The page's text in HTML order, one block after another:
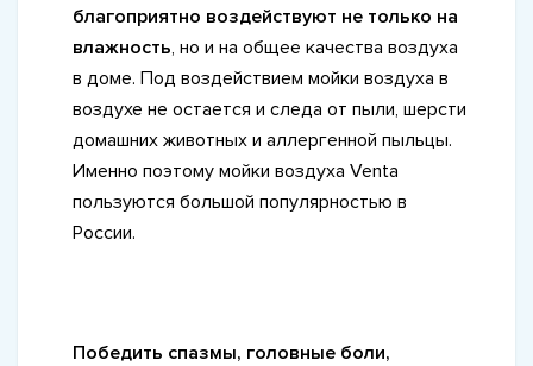
благоприятно воздействуют не только на
влажность, но и на общее качества воздуха
в доме. Под воздействием мойки воздуха в
воздухе не остается и следа от пыли, шерсти
домашних животных и аллергенной пыльцы.
Именно поэтому мойки воздуха Venta
пользуются большой популярностью в
России.
Победить спазмы, головные боли,